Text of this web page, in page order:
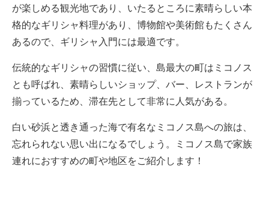
が楽しめる観光地であり、いたるところに素晴らしい本
格的なギリシャ料理があり、博物館や美術館もたくさん
あるので、ギリシャ入門には最適です。
伝統的なギリシャの習慣に従い、島最大の町はミコノス
とも呼ばれ、素晴らしいショップ、バー、レストランが
揃っているため、滞在先として非常に人気がある。
白い砂浜と透き通った海で有名なミコノス島への旅は、
忘れられない思い出になるでしょう。ミコノス島で家族
連れにおすすめの町や地区をご紹介します！